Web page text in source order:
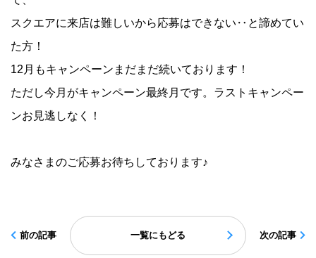
スクエアに来店は難しいから応募はできない‥と諦めてい
た方！
12月もキャンペーンまだまだ続いております！
ただし今月がキャンペーン最終月です。ラストキャンペー
ンお見逃しなく！
みなさまのご応募お待ちしております♪
前の記事 一覧にもどる 次の記事